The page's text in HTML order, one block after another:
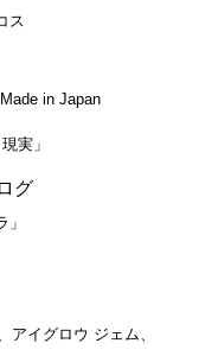
ス
in Japan
実」
グ
アイグロウ ジェム、